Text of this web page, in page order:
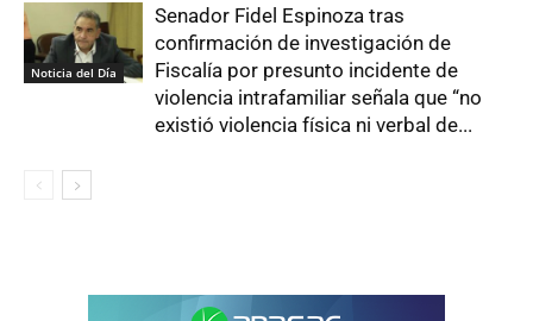
Noticia del Día
Senador Fidel Espinoza tras
confirmación de investigación de
Fiscalía por presunto incidente de
violencia intrafamiliar señala que “no
existió violencia física ni verbal de...